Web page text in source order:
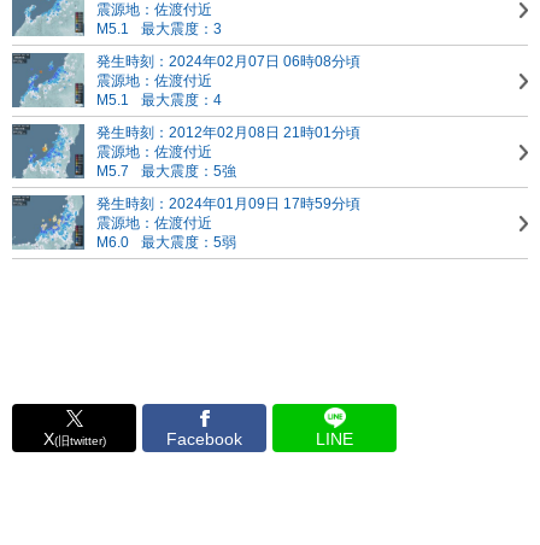
震源地：佐渡付近
M5.1
最大震度：3
発生時刻：2024年02月07日 06時08分頃
震源地：佐渡付近
M5.1
最大震度：4
発生時刻：2012年02月08日 21時01分頃
震源地：佐渡付近
M5.7
最大震度：5強
発生時刻：2024年01月09日 17時59分頃
震源地：佐渡付近
M6.0
最大震度：5弱
X(旧twitter) Facebook LINE